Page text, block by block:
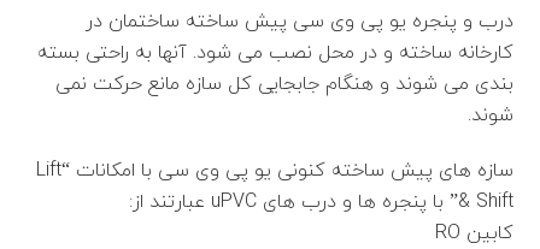
درب و پنجره یو پی وی سی پیش ساخته ساختمان در
کارخانه ساخته و در محل نصب می شود. آنها به راحتی بسته
بندی می شوند و هنگام جابجایی کل سازه مانع حرکت نمی
شوند.
سازه های پیش ساخته کنونی یو پی وی سی با امکانات “Lift
& Shift” با پنجره ها و درب های uPVC عبارتند از:
کابین RO